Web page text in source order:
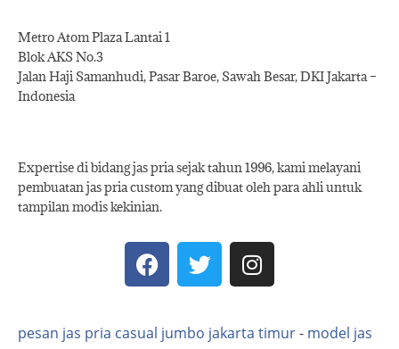
Metro Atom Plaza Lantai 1
Blok AKS No.3
Jalan Haji Samanhudi, Pasar Baroe, Sawah Besar, DKI Jakarta –
Indonesia
Expertise di bidang jas pria sejak tahun 1996, kami melayani
pembuatan jas pria custom yang dibuat oleh para ahli untuk
tampilan modis kekinian.
pesan jas pria casual jumbo jakarta timur- model jas